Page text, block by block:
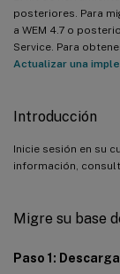
posteriores. Para
a WEM 4.7 o
Service. Para
Actualizar una
Introducción
Inicie sesión en su
información,
Migre su base
Paso 1: